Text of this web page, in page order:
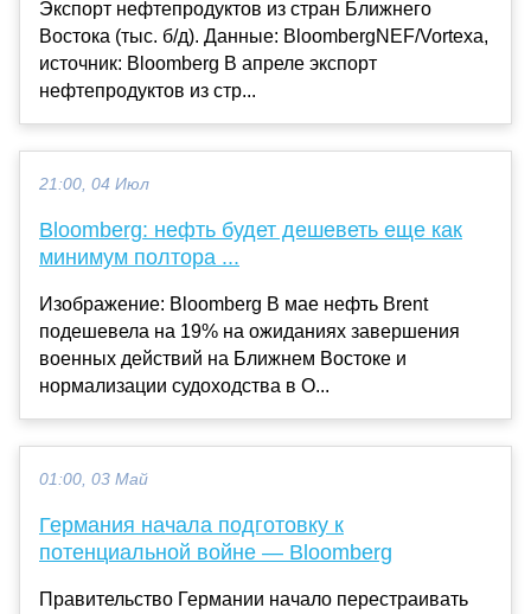
Экспорт нефтепродуктов из стран Ближнего
Востока (тыс. б/д). Данные: BloombergNEF/Vortexa,
источник: Bloomberg В апреле экспорт
нефтепродуктов из стр...
21:00, 04 Июл
Bloomberg: нефть будет дешеветь еще как
минимум полтора ...
Изображение: Bloomberg В мае нефть Brent
подешевела на 19% на ожиданиях завершения
военных действий на Ближнем Востоке и
нормализации судоходства в О...
01:00, 03 Май
Германия начала подготовку к
потенциальной войне — Bloomberg
Правительство Германии начало перестраивать